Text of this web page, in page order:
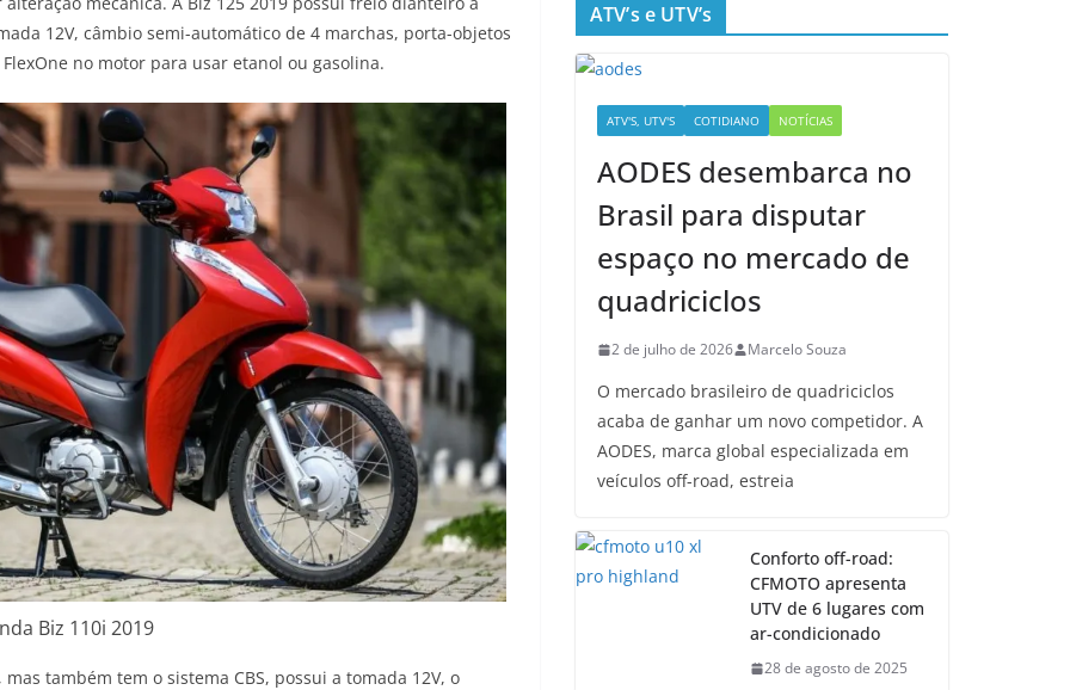
12V, câmbio semi-automático de 4 marchas, porta-objetos
no motor para usar etanol ou gasolina.
Biz 110i 2019
também tem o sistema CBS, possui a tomada 12V, o
ATV’s e UTV’s
ATV'S, UTV'S COTIDIANO NOTÍCIAS
AODES desembarca no
Brasil para disputar
espaço no mercado de
quadriciclos
2 de julho de 2026 Marcelo Souza
O mercado brasileiro de quadriciclos
acaba de ganhar um novo competidor. A
AODES, marca global especializada em
veículos off-road, estreia
Conforto off-road:
CFMOTO apresenta
UTV de 6 lugares com
ar-condicionado
28 de agosto de 2025